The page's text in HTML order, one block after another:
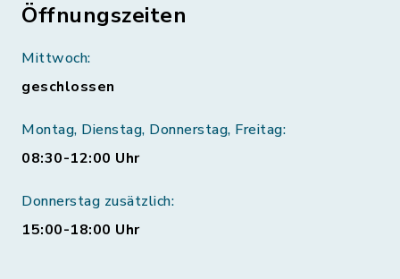
Öffnungszeiten
Mittwoch:
geschlossen
Montag, Dienstag, Donnerstag, Freitag:
08:30-12:00 Uhr
Donnerstag zusätzlich:
15:00-18:00 Uhr